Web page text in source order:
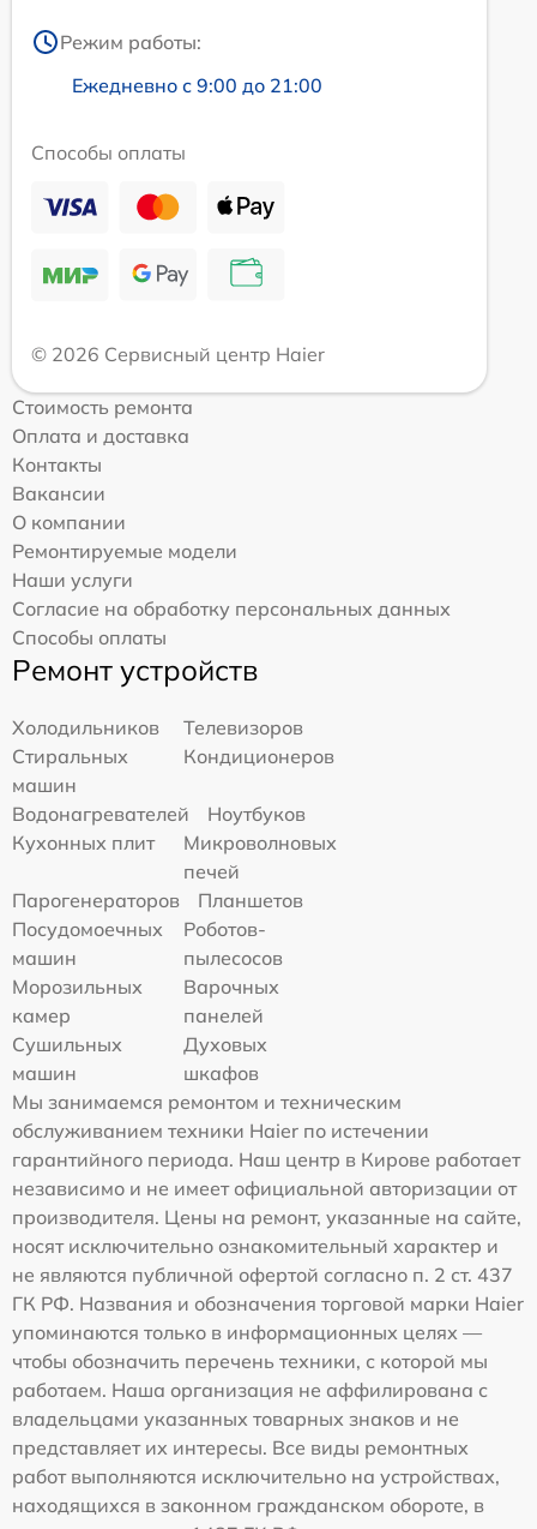
Режим работы:
Ежедневно с 9:00 до 21:00
Способы оплаты
© 2026 Сервисный центр Haier
Стоимость ремонта
Оплата и доставка
Контакты
Вакансии
О компании
Ремонтируемые модели
Наши услуги
Согласие на обработку персональных данных
Способы оплаты
Ремонт устройств
Холодильников
Телевизоров
Стиральных
машин
Кондиционеров
Водонагревателей
Ноутбуков
Кухонных плит
Микроволновых
печей
Парогенераторов
Планшетов
Посудомоечных
машин
Роботов-
пылесосов
Морозильных
камер
Варочных
панелей
Сушильных
машин
Духовых
шкафов
Мы занимаемся ремонтом и техническим
обслуживанием техники Haier по истечении
гарантийного периода. Наш центр в Кирове работает
независимо и не имеет официальной авторизации от
производителя. Цены на ремонт, указанные на сайте,
носят исключительно ознакомительный характер и
не являются публичной офертой согласно п. 2 ст. 437
ГК РФ. Названия и обозначения торговой марки Haier
упоминаются только в информационных целях —
чтобы обозначить перечень техники, с которой мы
работаем. Наша организация не аффилирована с
владельцами указанных товарных знаков и не
представляет их интересы. Все виды ремонтных
работ выполняются исключительно на устройствах,
находящихся в законном гражданском обороте, в